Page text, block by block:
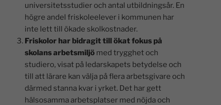
universitetsstudier och antal utbildningsår. En
högre andel friskoleelever i kommunen har
inte lett till ökade skolkostnader.
Friskolor har bidragit till ökat fokus på
skolans arbetsmiljö med trygghet och
studiero, visat på ledarskapets betydelse och
till att lärare kan välja på flera arbetsgivare och
därmed stanna kvar i yrket. Det har gett
hälsosamma arbetsplatser med nöjda och